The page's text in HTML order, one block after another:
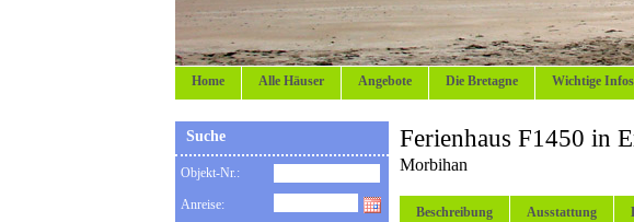
Home Alle Häuser Angebote Die Bretagne Wichtige Infos
Suche
Objekt-Nr.:
Anreise:
Ferienhaus F1450 in
Morbihan
Beschreibung Ausstattung